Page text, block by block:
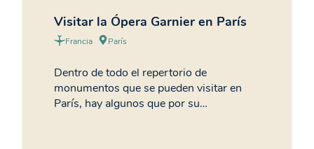
Visitar la Ópera Garnier en París
Francia París
Dentro de todo el repertorio de
monumentos que se pueden visitar en
París, hay algunos que por su…